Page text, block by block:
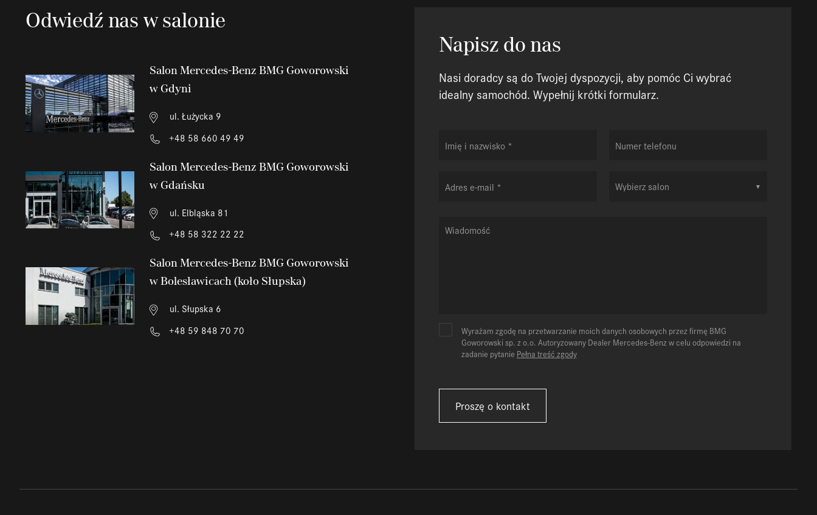
Odwiedź nas w salonie
Salon Mercedes-Benz BMG Goworowski
w Gdyni
ul. Łużycka 9
+48 58 660 49 49
Salon Mercedes-Benz BMG Goworowski
w Gdańsku
ul. Elbląska 81
+48 58 322 22 22
Salon Mercedes-Benz BMG Goworowski
w Bolesławicach (koło Słupska)
ul. Słupska 6
+48 59 848 70 70
Napisz do nas
Nasi doradcy są do Twojej dyspozycji, aby pomóc Ci wybrać
idealny samochód. Wypełnij krótki formularz.
Wyrażam zgodę na przetwarzanie moich danych osobowych przez firmę BMG
Goworowski sp. z o.o. Autoryzowany Dealer Mercedes-Benz w celu odpowiedzi na
zadanie pytanie Pełna treść zgody
Proszę o kontakt